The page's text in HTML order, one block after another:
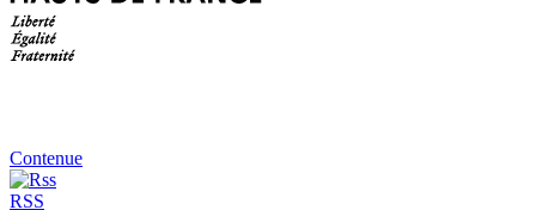
Contenue
RSS